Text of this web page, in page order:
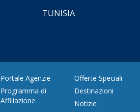
TUNISIA
Portale Agenzie
Programma di
Affiliazione
Offerte Speciali
Destinazioni
Notizie